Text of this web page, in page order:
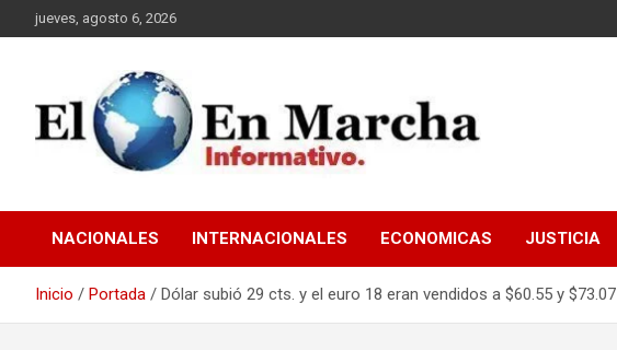
Saltar
al
jueves, agosto 6, 2026
elmundoenmarcha.net
NACIONALES INTERNACIONALES ECONOMICAS JUSTICIA
Inicio Portada Dólar subió 29 cts. y el euro 18 eran vendidos a $60.55 y $73.07